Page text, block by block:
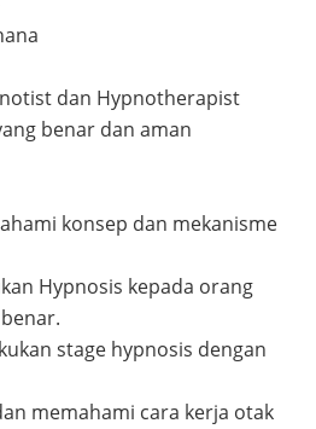
dan Hypnotherapist
benar dan aman
konsep dan mekanisme
Hypnosis kepada orang
stage hypnosis dengan
memahami cara kerja otak